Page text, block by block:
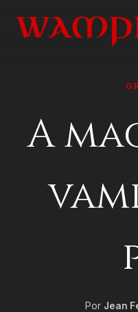
A
Por Jean